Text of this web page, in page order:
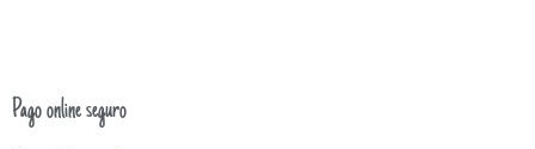
Pago online seguro